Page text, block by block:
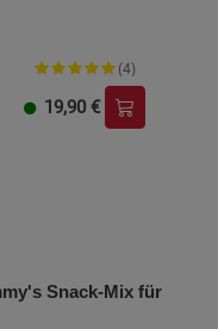
(4)
19,90 €
Snack-Mix für